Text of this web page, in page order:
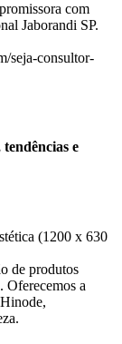
com
Jaborandi SP.
seja-consultor-
e
de produtos
Oferecemos a